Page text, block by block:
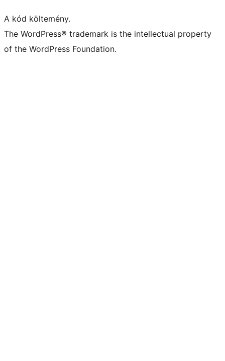
A kód költemény.
The WordPress® trademark is the intellectual property
of the WordPress Foundation.